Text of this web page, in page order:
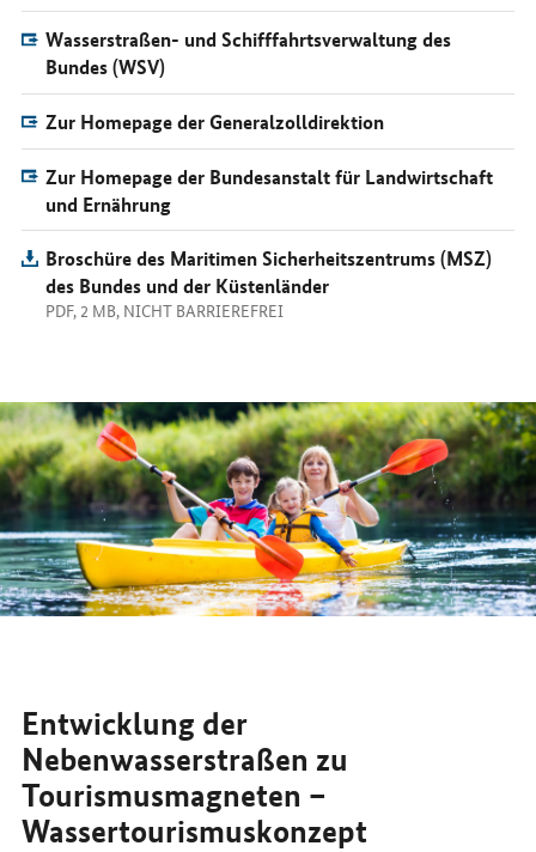
Wasserstraßen- und Schifffahrtsverwaltung des
Bundes (WSV)
Zur Homepage der Generalzolldirektion
Zur Homepage der Bundesanstalt für Landwirtschaft
und Ernährung
Broschüre des Maritimen Sicherheitszentrums (MSZ)
des Bundes und der Küstenländer
PDF, 2 MB, NICHT BARRIEREFREI
Entwicklung der
Nebenwasserstraßen zu
Tourismusmagneten –
Wassertourismuskonzept